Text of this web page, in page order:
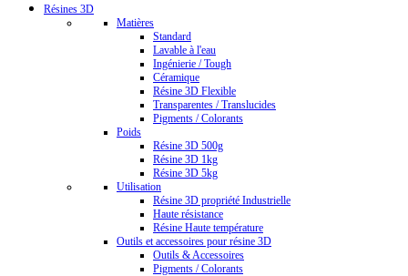
Résines 3D
Matières
Standard
Lavable à l'eau
Ingénierie / Tough
Céramique
Résine 3D Flexible
Transparentes / Translucides
Pigments / Colorants
Poids
Résine 3D 500g
Résine 3D 1kg
Résine 3D 5kg
Utilisation
Résine 3D propriété Industrielle
Haute résistance
Résine Haute température
Outils et accessoires pour résine 3D
Outils & Accessoires
Pigments / Colorants